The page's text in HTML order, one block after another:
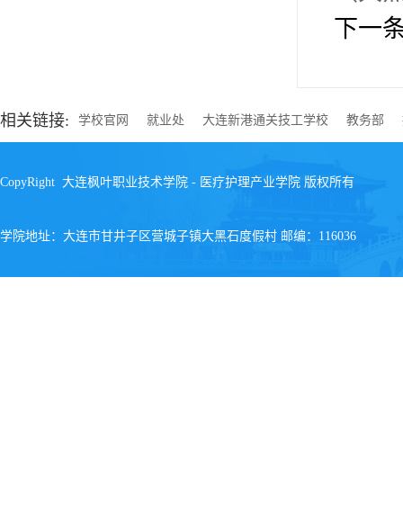
下一
相关链接: 学校官网 就业处 大连新港通关技工学校 教务部
CopyRight 大连枫叶职业技术学院 - 医疗护理产业学院 版权所有
学院地址：大连市甘井子区营城子镇大黑石度假村 邮编：116036